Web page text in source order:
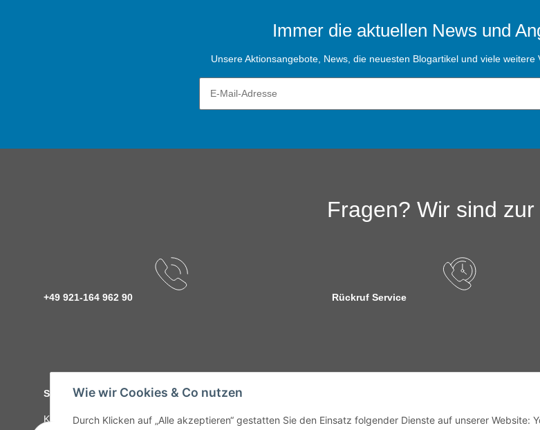
Wie wir Cookies & Co nutzen
Durch Klicken auf „Alle akzeptieren“ gestatten Sie den Einsatz folgender Dienste auf unserer Website:
Immer die aktuellen News und
Unsere Aktionsangebote, News, die neuesten Blogartikel und viele
Fragen? Wir sind zur
+49 921-164 962 90 Rückruf Service
Service
Kontakt C-Teile Management Sonderteile Karriere Versandinformationen